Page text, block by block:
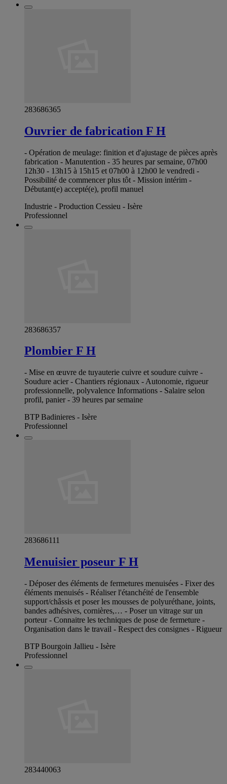
283686365
Ouvrier de fabrication F H
- Opération de meulage: finition et d'ajustage de pièces après
fabrication - Manutention - 35 heures par semaine, 07h00
12h30 - 13h15 à 15h15 et 07h00 à 12h00 le vendredi -
Possibilité de commencer plus tôt - Mission intérim -
Débutant(e) accepté(e), profil manuel
Industrie - Production Cessieu - Isère
Professionnel
283686357
Plombier F H
- Mise en œuvre de tuyauterie cuivre et soudure cuivre -
Soudure acier - Chantiers régionaux - Autonomie, rigueur
professionnelle, polyvalence Informations - Salaire selon
profil, panier - 39 heures par semaine
BTP Badinieres - Isère
Professionnel
283686111
Menuisier poseur F H
- Déposer des éléments de fermetures menuisées - Fixer des
éléments menuisés - Réaliser l'étanchéité de l'ensemble
support/châssis et poser les mousses de polyuréthane, joints,
bandes adhésives, cornières,… - Poser un vitrage sur un
porteur - Connaitre les techniques de pose de fermeture -
Organisation dans le travail - Respect des consignes - Rigueur
BTP Bourgoin Jallieu - Isère
Professionnel
283440063